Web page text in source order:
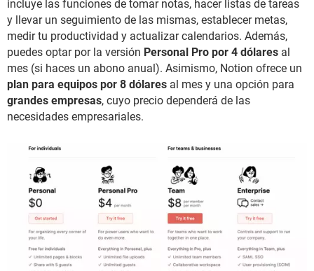
incluye las funciones de tomar notas, hacer listas de tareas
y llevar un seguimiento de las mismas, establecer metas,
medir tu productividad y actualizar calendarios. Además,
puedes optar por la versión Personal Pro por 4 dólares al
mes (si haces un abono anual). Asimismo, Notion ofrece un
plan para equipos por 8 dólares al mes y una opción para
grandes empresas, cuyo precio dependerá de las
necesidades empresariales.